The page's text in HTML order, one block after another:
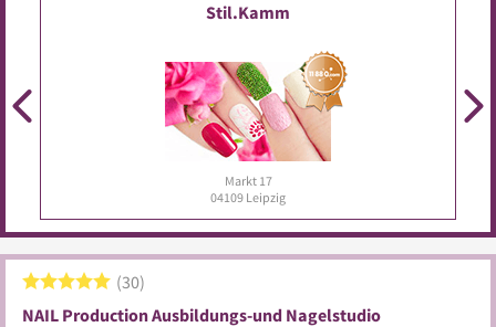
FussFee Diana Schmidt
Körnerstr. 44
04107 Leipzig
NAIL Production Ausbildungs-und Nagelstudio
30